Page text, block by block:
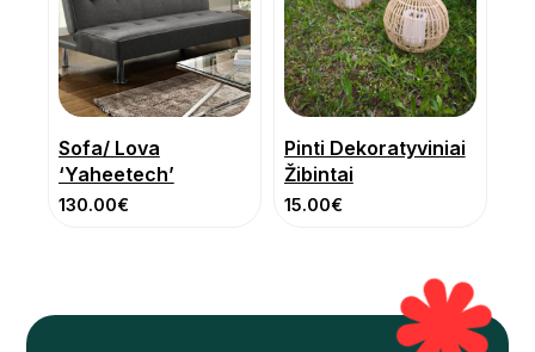
Sofa/ Lova
‘Yaheetech’
130.00€
Pinti Dekoratyviniai
Žibintai
15.00€